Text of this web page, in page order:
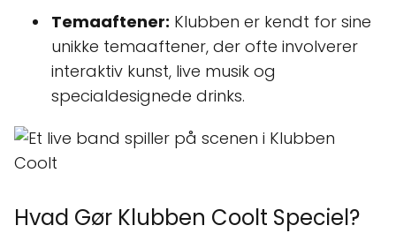
Temaaftener: Klubben er kendt for sine
unikke temaaftener, der ofte involverer
interaktiv kunst, live musik og
specialdesignede drinks.
Hvad Gør Klubben Coolt Speciel?